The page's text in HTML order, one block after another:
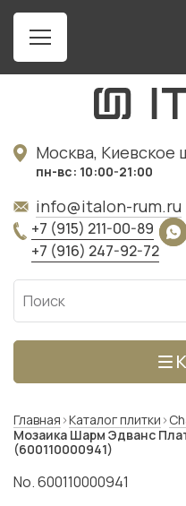
Москва, Киевское
пн-вс: 10:00-21:00
info@italon-rum.ru
+7 (915) 211-00-89
+7 (916) 247-92-72
Главная Каталог плитки
Мозаика Шарм Эдванс
(600110000941)
No. 600110000941